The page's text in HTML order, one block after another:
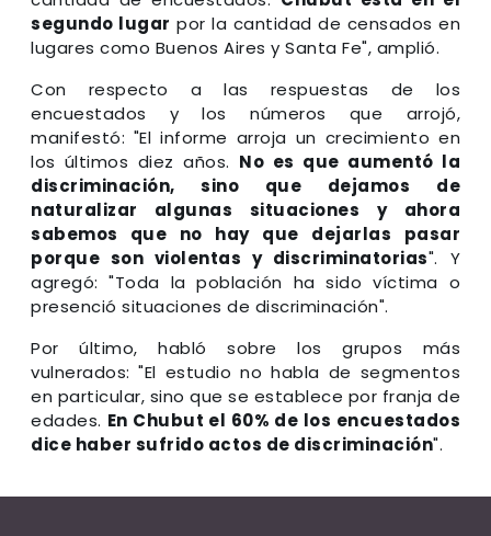
segundo lugar por la cantidad de censados en
lugares como Buenos Aires y Santa Fe", amplió.
Con respecto a las respuestas de los
encuestados y los números que arrojó,
manifestó: "El informe arroja un crecimiento en
los últimos diez años. No es que aumentó la
discriminación, sino que dejamos de
naturalizar algunas situaciones y ahora
sabemos que no hay que dejarlas pasar
porque son violentas y discriminatorias". Y
agregó: "Toda la población ha sido víctima o
presenció situaciones de discriminación".
Por último, habló sobre los grupos más
vulnerados: "El estudio no habla de segmentos
en particular, sino que se establece por franja de
edades. En Chubut el 60% de los encuestados
dice haber sufrido actos de discriminación".